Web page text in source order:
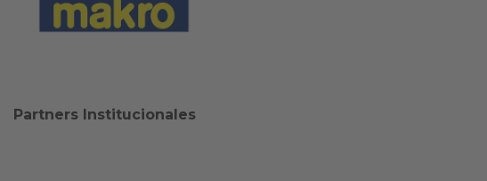
Partners Institucionales